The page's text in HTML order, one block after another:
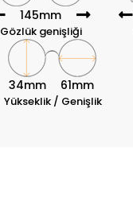
145mm
Gözlük genişliği
34mm 61mm
Yükseklik / Genişlik